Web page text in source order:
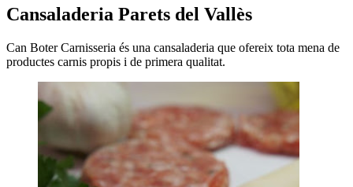
Cansaladeria Parets del Vallès
Can Boter Carnisseria és una cansaladeria que ofereix tota mena de
productes carnis propis i de primera qualitat.